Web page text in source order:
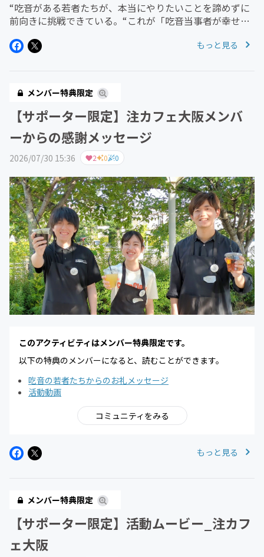
“吃音がある若者たちが、本当にやりたいことを諦めずに
前向きに挑戦できている。“これが「吃音当事者が幸せに
て、私が今一番見たい世界です。彼らが安心して挑戦する
もっと見る
メンバー特典限定
【サポーター限定】注カフェ大阪メンバ
ーからの感謝メッセージ
2026/07/30 15:36 2 0 0
このアクティビティはメンバー特典限定です。
以下の特典のメンバーになると、読むことができます。
吃音の若者たちからのお礼メッセージ
活動動画
コミュニティをみる
もっと見る
メンバー特典限定
【サポーター限定】活動ムービー_注カフ
ェ大阪